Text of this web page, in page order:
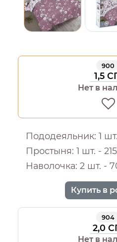
900
1,5
Нет в
Пододеяльник: 1 шт.
Простыня: 1 шт. -
Наволочка: 2 шт. -
Купить в
904
2,0
Нет в